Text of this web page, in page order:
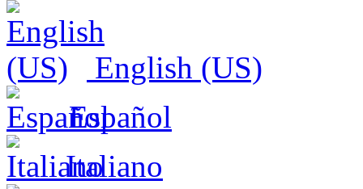
English (US)
Español
Italiano